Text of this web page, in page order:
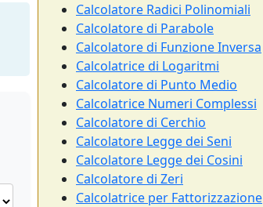
Calcolatore Radici Polinomiali
Calcolatore di Parabole
Calcolatore di Funzione Inversa
Calcolatrice di Logaritmi
Calcolatore di Punto Medio
Calcolatrice Numeri Complessi
Calcolatore di Cerchio
Calcolatore Legge dei Seni
Calcolatore Legge dei Cosini
Calcolatore di Zeri
Calcolatrice per Fattorizzazione